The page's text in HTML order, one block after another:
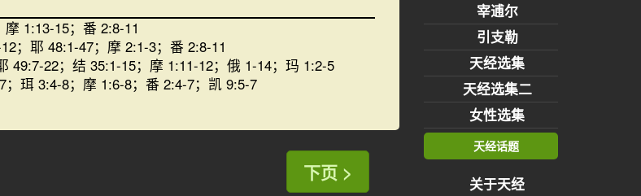
1:13-15；番 2:8-11
；耶 48:1-47；摩 2:1-3；番 2:8-11
49:7-22；结 35:1-15；摩 1:11-12；俄 1-14；玛 1:2-5
；珥 3:4-8；摩 1:6-8；番 2:4-7；凯 9:5-7
下页 >
宰逋尔
引支勒
天经选集
天经选集二
女性选集
天经话题
关于天经